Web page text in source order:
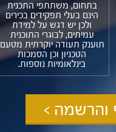
בתחום, משתתפי התכנית
הינם בעלי תפקידים בכירים
ולכן יש דגש על למידת
עמיתים, לבוגרי התוכנית
תוענק תעודה יוקרתית מטעם
הטכניון וכן הסמכות
בינלאומיות נוספות.
והרשמה >